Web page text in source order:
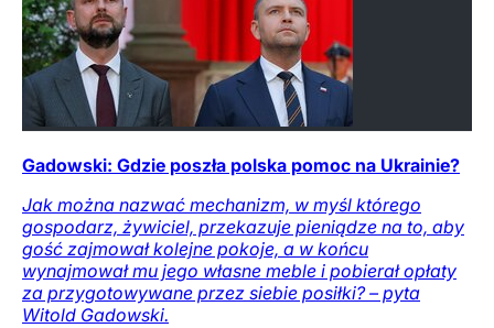
Gadowski: Gdzie poszła polska pomoc na Ukrainie?
Jak można nazwać mechanizm, w myśl którego
gospodarz, żywiciel, przekazuje pieniądze na to, aby
gość zajmował kolejne pokoje, a w końcu
wynajmował mu jego własne meble i pobierał opłaty
za przygotowywane przez siebie posiłki? – pyta
Witold Gadowski.